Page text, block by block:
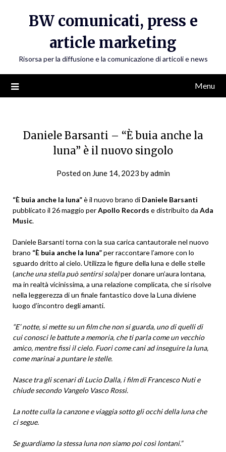
BW comunicati, press e
article marketing
Risorsa per la diffusione e la comunicazione di articoli e news
Menu
Daniele Barsanti – “È buia anche la
luna” è il nuovo singolo
Posted on June 14, 2023 byadmin
“È buia anche la luna”è il nuovo brano di Daniele Barsanti
pubblicato il 26 maggio perApollo Records e distribuito da Ada
Music.
Daniele Barsanti torna con la sua carica cantautorale nel nuovo
brano “È buia anche la luna”per raccontare l’amore con lo
sguardo dritto al cielo. Utilizza le figure della luna e delle stelle
(anche una stella può sentirsi sola)per donare un’aura lontana,
ma in realtà vicinissima, a una relazione complicata, che si risolve
nella leggerezza di un finale fantastico dove la Luna diviene
luogo d’incontro degli amanti.
“E’ notte, si mette su un film che non si guarda, uno di quelli di
cui conosci le battute a memoria, che ti parla come un vecchio
amico, mentre fissi il cielo. Fuori come cani ad inseguire la luna,
come marinai a puntare le stelle.
Nasce tra gli scenari di Lucio Dalla, i film di Francesco Nuti e
chiude secondo Vangelo Vasco Rossi.
La notte culla la canzone e viaggia sotto gli occhi della luna che
ci segue.
Se guardiamo la stessa luna non siamo poi così lontani.”